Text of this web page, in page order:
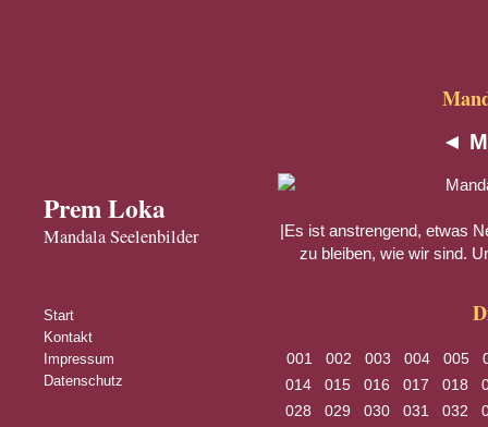
Prem Loka
Mandala Seelenbilder
Start
Kontakt
Impressum
Datenschutz
◄
|Es ist anstrengend, etwas
zu bleiben, wie wir sind.
001 002 003 004 005
014
015 016 017 018
028
029 030 031 032